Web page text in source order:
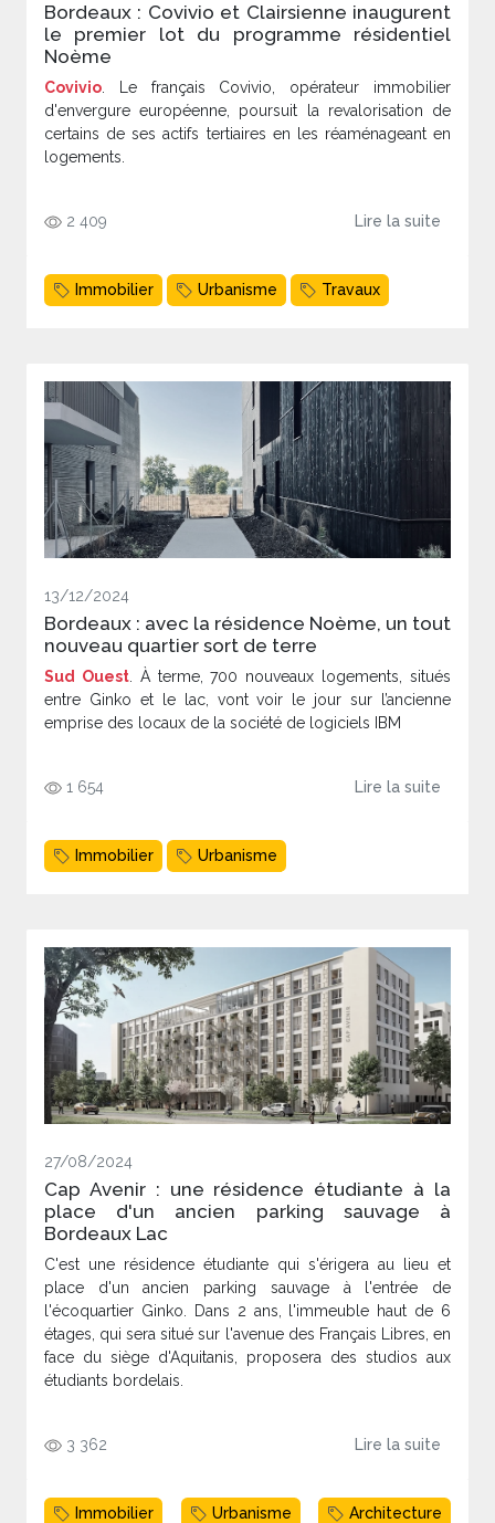
Bordeaux : Covivio et Clairsienne inaugurent
le premier lot du programme résidentiel
Noème
Covivio . Le français Covivio, opérateur immobilier
d'envergure européenne, poursuit la revalorisation de
certains de ses actifs tertiaires en les réaménageant en
logements.
2 409 Lire la suite
Immobilier Urbanisme Travaux
13/12/2024
Bordeaux : avec la résidence Noème, un tout
nouveau quartier sort de terre
Sud Ouest. À terme, 700 nouveaux logements, situés
entre Ginko et le lac, vont voir le jour sur l’ancienne
emprise des locaux de la société de logiciels IBM
1 654 Lire la suite
Immobilier Urbanisme
27/08/2024
Cap Avenir : une résidence étudiante à la
place d'un ancien parking sauvage à
Bordeaux Lac
C'est une résidence étudiante qui s'érigera au lieu et
place d'un ancien parking sauvage à l'entrée de
l'écoquartier Ginko. Dans 2 ans, l'immeuble haut de 6
étages, qui sera situé sur l'avenue des Français Libres, en
face du siège d'Aquitanis, proposera des studios aux
étudiants bordelais.
3 362 Lire la suite
Immobilier Urbanisme Architecture